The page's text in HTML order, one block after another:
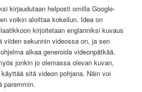
kirjaudutaan helposti omilla Google-
voikin aloittaa kokeilun. Idea on
kirjoitetaan englanniksi kuvaus
viiden sekunnin videossa on, ja sen
alkaa generoida videonpätkää.
jonkin jo olemassa olevan kuvan,
sitä videon pohjana. Näin voi
paremmin.